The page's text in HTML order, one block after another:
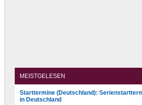
MEISTGELESEN
Starttermine (Deutschland):
in Deutschland